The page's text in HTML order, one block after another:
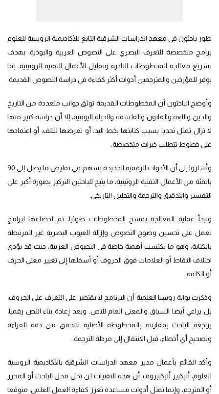
طور باحثون في معهد الدراسات الشرقية التابع للأكاديمية الروسية للعلوم
برامج متخصصة للتعرف البصري على النصوص العربية والبوذية، بهدف
تسريع معالجة المخطوطات النادرة وتقليل الأعمال التقنية الروتينية، بما
يوفر للمؤرخين والمترجمين أدوات أكثر كفاءة في دراسة النصوص القديمة.
وأوضح الباحثون أن المخطوطات القديمة توثق جوانب متعددة من التاريخ
والدين واللغة والقانون والفلسفة والحياة اليومية، إلا أن دراسة كثير منها
لا تزال تمثل تحديا بسبب كتابتها بخط اليد، أو تعرضها للتلف، أو اعتمادها
على خطوط تتطلب خبرات متخصصة.
وأشاروا إلى أن الأدوات الرقمية الجديدة تسهم في تقليص ما يصل إلى 90
بالمئة من الأعمال التقنية الروتينية، ما يتيح للباحثين التركيز بصورة أكبر على
التفسير والتدقيق والترجمة والتحليل التاريخي.
وتبدأ عملية المعالجة بمسح المخطوطات ضوئيا، ثم إخضاعها لبرامج
تعمل على تحسين وضوح النصوص وإزالة العيوب البصرية غير المرتبطة
بالكتابة، وهو ما يكتسب أهمية خاصة في النصوص العربية، حيث قد يؤدي
اختلاف النقاط أو العلامات فوق الحروف أو أسفلها إلى تغيير معنى الحرف
أو الكلمة.
وذكرت بوابة روسيا العلمية أن البرنامج لا يقتصر على التعرف على الحروف،
بل يراعي أيضا السياق والمعنى العام للنص. وبعد إعادة بناء النص رقميا،
يراجعه الباحث بمقارنته بالمخطوطة الأصلية للتحقق من دقة القراءة
وتصحيح أي أخطاء، قبل الانتقال إلى مرحلة الترجمة.
وأكد القائم بأعمال مدير معهد الدراسات الشرقية بالأكاديمية الروسية
للعلوم، أليكبير أليكبيروف، أن هذه التقنيات لن تحل محل الباحث أو المحرر
أو المترجم، وإنما تمثل أدوات مساعدة تعزز كفاءة العمل العلمي، متوقعا